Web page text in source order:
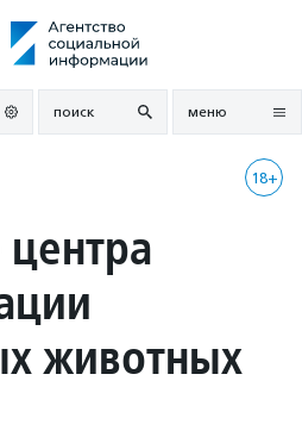
поиск меню
18+
животных